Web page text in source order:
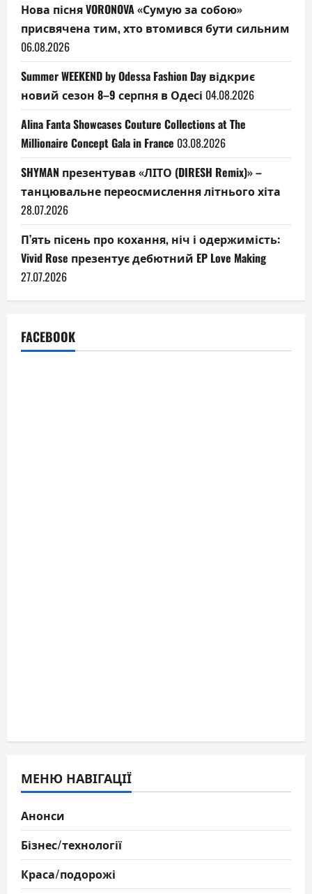
Нова пісня VORONOVA «Сумую за собою»
присвячена тим, хто втомився бути сильним
06.08.2026
Summer WEEKEND by Odessa Fashion Day відкриє
новий сезон 8–9 серпня в Одесі 04.08.2026
Alina Fanta Showcases Couture Collections at The
Millionaire Concept Gala in France 03.08.2026
SHYMAN презентував «ЛІТО (DIRESH Remix)» –
танцювальне переосмислення літнього хіта
28.07.2026
П’ять пісень про кохання, ніч і одержимість:
Vivid Rose презентує дебютний EP Love Making
27.07.2026
FACEBOOK
МЕНЮ НАВІГАЦІЇ
Анонси
Бізнес/технології
Краса/подорожі